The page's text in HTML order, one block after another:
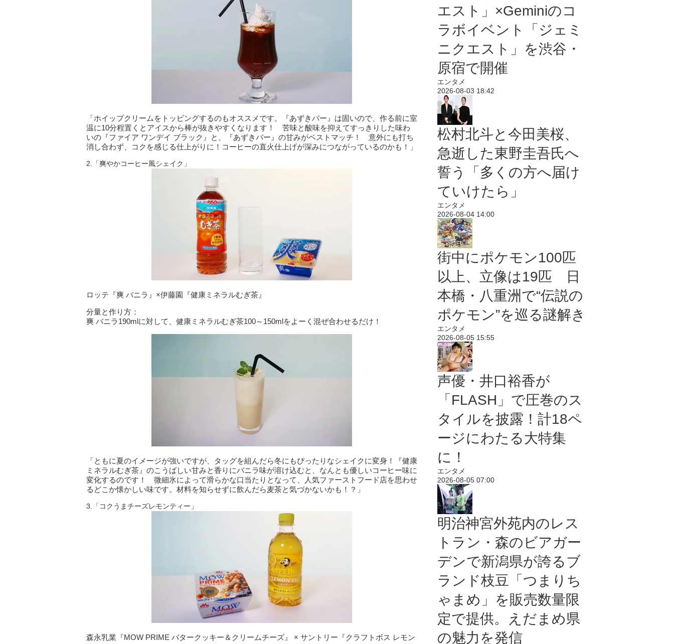
「ホイップクリームをトッピングするのもオススメです。『あずきバー』は固いので、作る前に室
温に10分程置くとアイスから棒が抜きやすくなります！ 苦味と酸味を抑えてすっきりした味わ
いの『ファイア ワンデイ ブラック』と、『あずきバー』の甘みがベストマッチ！ 意外にも打ち
消し合わず、コクを感じる仕上がりに！コーヒーの直火仕上げが深みにつながっているのかも！」
2.「爽やかコーヒー風シェイク」
ロッテ『爽 バニラ』×伊藤園『健康ミネラルむぎ茶』
分量と作り方：
爽 バニラ190mlに対して、健康ミネラルむぎ茶100～150mlをよーく混ぜ合わせるだけ！
「ともに夏のイメージが強いですが、タッグを組んだら冬にもぴったりなシェイクに変身！『健康
ミネラルむぎ茶』のこうばしい甘みと香りにバニラ味が溶け込むと、なんとも優しいコーヒー味に
変化するのです！ 微細氷によって滑らかな口当たりとなって、人気ファーストフード店を思わせ
るどこか懐かしい味です。材料を知らせずに飲んだら麦茶と気づかないかも！？」
3.「コクうまチーズレモンティー」
森永乳業『MOW PRIME バタークッキー＆クリームチーズ』 × サントリー『クラフトボス レモン
エスト」×Geminiのコ
ラボイベント「ジェミ
ニクエスト」を渋谷・
原宿で開催
エンタメ
2026-08-03 18:42
松村北斗と今田美桜、
急逝した東野圭吾氏へ
誓う「多くの方へ届け
ていけたら」
エンタメ
2026-08-04 14:00
街中にポケモン100匹
以上、立像は19匹 日
本橋・八重洲で“伝説の
ポケモン”を巡る謎解き
エンタメ
2026-08-05 15:55
声優・井口裕香が
「FLASH」で圧巻のス
タイルを披露！計18ペ
ージにわたる大特集
に！
エンタメ
2026-08-05 07:00
明治神宮外苑内のレス
トラン・森のビアガー
デンで新潟県が誇るブ
ランド枝豆「つまりち
ゃまめ」を販売数量限
定で提供。えだまめ県
の魅力を発信